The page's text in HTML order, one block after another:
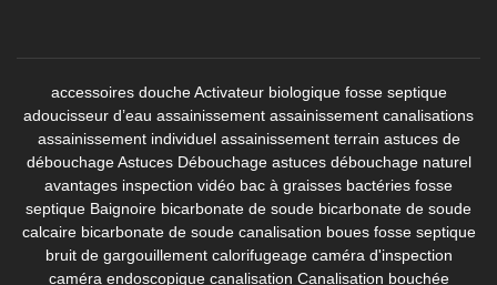
accessoires douche Activateur biologique fosse septique
adoucisseur d’eau assainissement assainissement canalisations
assainissement individuel assainissement terrain astuces de
débouchage Astuces Débouchage astuces débouchage naturel
avantages inspection vidéo bac à graisses bactéries fosse
septique Baignoire bicarbonate de soude bicarbonate de soude
calcaire bicarbonate de soude canalisation boues fosse septique
bruit de gargouillement calorifugeage caméra d'inspection
caméra endoscopique canalisation Canalisation bouchée